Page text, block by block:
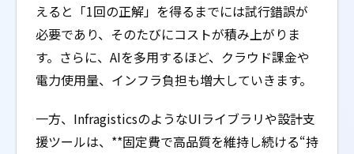
えると「1回の正解」を得るまでには試行錯誤が
必要であり、そのたびにコストが積み上がりま
す。さらに、AIを多用するほど、クラウド課金や
電力使用量、インフラ負担も増大していきます。
一方、InfragisticsのようなUIライブラリや設計支
援ツールは、**固定費で高品質を維持し続ける“持